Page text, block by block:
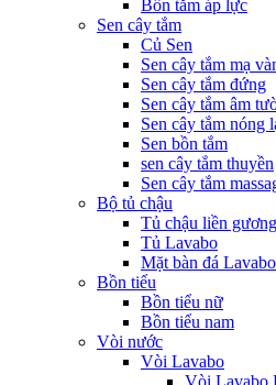
Bồn tắm áp lực
Sen cây tắm
Củ Sen
Sen cây tắm mạ
Sen cây tắm đứng
Sen cây tắm âm
Sen cây tắm nóng
Sen bồn tắm
sen cây tắm thuyền
Sen cây tắm
Bộ tủ chậu
Tủ chậu liền gương
Tủ Lavabo
Mặt bàn đá Lavabo
Bồn tiểu
Bồn tiểu nữ
Bồn tiểu nam
Vòi nước
Vòi Lavabo
Vòi Lavabo